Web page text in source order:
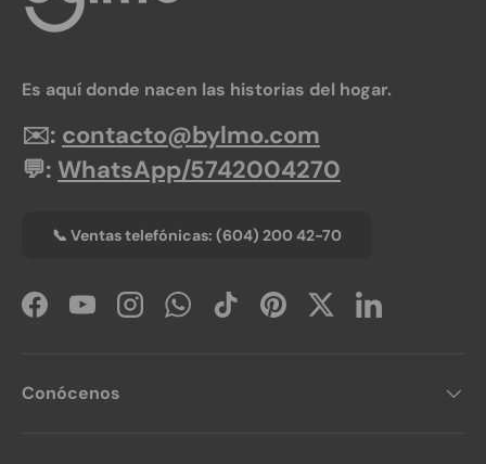
Es aquí donde nacen las historias del hogar.
✉️: contacto@bylmo.com
💬: WhatsApp/5742004270
📞 Ventas telefónicas: (604) 200 42-70
FacebookYouTubeInstagramWhatsApp
TikTokPinterestTwitterLinkedIn
Conócenos